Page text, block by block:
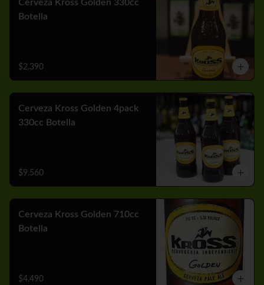
Cerveza Kross Golden 330cc
Botella
$2.390
Cerveza Kross Golden 4pack
330cc Botella
$9.560
Cerveza Kross Golden 710cc
Botella
$4.490